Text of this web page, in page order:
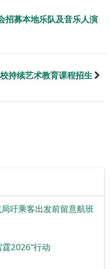
招募本地乐队及音乐人演
持续艺术教育课程招生
吁乘客出发前留意航班
2026”行动